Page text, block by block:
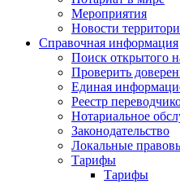
Мероприятия
Новости
Справочная информация
Поиск открытого
Проверить
Единая
Реестр
Нотариальное
Законодательство
Локальные
Тарифы
Тарифы